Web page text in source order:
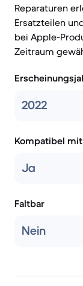
Reparaturen
Ersatzteilen
bei Apple-
Zeitraum
2022
Kompatibel
Ja
Faltbar
Nein